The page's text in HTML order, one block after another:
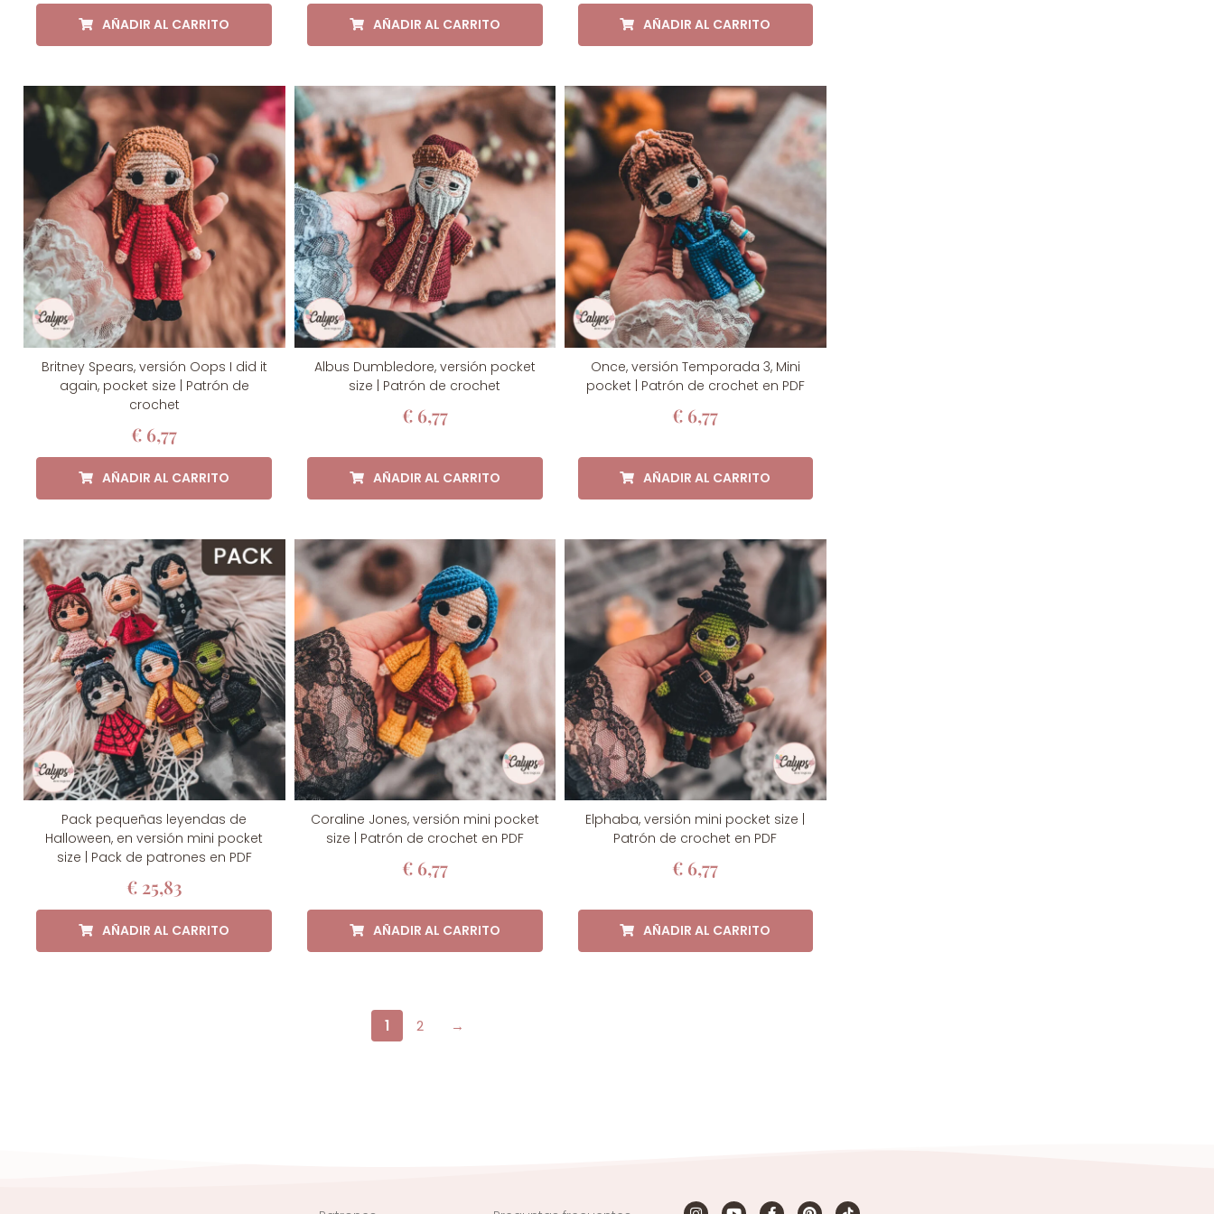
AÑADIR AL CARRITO AÑADIR AL CARRITO AÑADIR AL CARRITO
Britney Spears, versión Oops I did it
again, pocket size | Patrón de
crochet
€ 6,77
AÑADIR AL CARRITO
Albus Dumbledore, versión pocket
size | Patrón de crochet
€6,77
AÑADIR AL CARRITO
Once, versión Temporada 3, Mini
pocket | Patrón de crochet en PDF
€ 6,77
AÑADIR AL CARRITO
Pack pequeñas leyendas de
Halloween, en versión mini pocket
size | Pack de patrones en PDF
€25,83
AÑADIR AL CARRITO
Coraline Jones, versión mini pocket
size | Patrón de crochet en PDF
€6,77
AÑADIR AL CARRITO
Elphaba, versión mini pocket size |
Patrón de crochet en PDF
€ 6,77
AÑADIR AL CARRITO
1 2 →